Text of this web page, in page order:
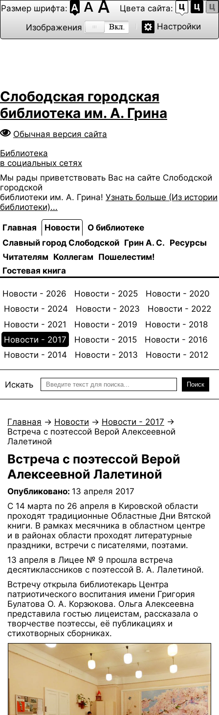
Размер шрифта:
Цвета сайта:
Изображения
Настройки
Слободская городская
библиотека им. А. Грина
Обычная версия сайта
Библиотека
в социальных сетях
Мы рады приветствовать Вас на сайте Слободской
городской
библиотеки им. А. Грина! Узнать больше (Из истории
библиотеки)...
Главная Новости
О библиотеке
Славный город Слободской Грин А. С. Ресурсы
Читателям Коллегам Пошелестим!
Гостевая книга
Новости - 2026 Новости - 2025
Новости - 2020
Новости - 2024
Новости - 2023
Новости - 2022
Новости - 2021
Новости - 2019
Новости - 2018
Новости - 2017
Новости - 2015
Новости - 2016
Новости - 2014
Новости - 2013 Новости - 2012
Искать Поиск
Главная → Новости → Новости - 2017 →
Встреча с поэтессой Верой Алексеевной
Лалетиной
Встреча с поэтессой Верой
Алексеевной Лалетиной
Опубликовано: 13 апреля 2017
С 14 марта по 26 апреля в Кировской области
проходят традиционные Областные Дни Вятской
книги. В рамках месячника в областном центре
и в районах области проходят литературные
праздники, встречи с писателями, поэтами.
13 апреля в Лицее № 9 прошла встреча
десятиклассников с поэтессой В. А. Лалетиной.
Встречу открыла библиотекарь Центра
патриотического воспитания имени Григория
Булатова О. А. Корзюкова. Ольга Алексеевна
представила гостью лицеистам, рассказала о
творчестве поэтессы, её публикациях и
стихотворных сборниках.